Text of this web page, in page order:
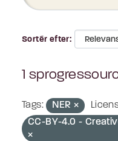
Sortér efter
1
Tags: NER
CC-BY-4.0 -